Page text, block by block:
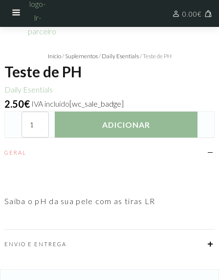
0.00€
Início/ Suplementos/ Daily Esentials/ Teste de PH
Teste de PH
Daily Esentials
2.50€IVA incluído[wc_sale_badge]
Quantidade
de
ADICIONAR
GERAL
Saiba o pH da sua pele com as tiras LR
ENVIO E ENTREGA